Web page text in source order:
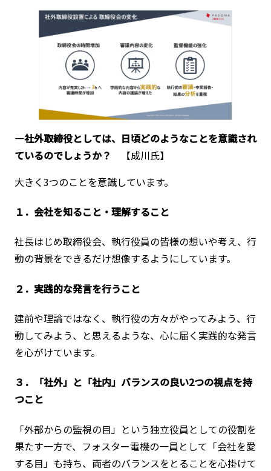
―社外取締役としては、日頃どのようなことを意識され
ているのでしょうか？
【成川氏】
大きく3つのことを意識しています。
１．会社を知ること・理解すること
社長はじめ取締役会、執行役員の皆様の想いや考え、行
動の背景をできるだけ想像するようにしています。
２．実践的な発言を行うこと
建前や理論ではなく、執行役の方々がやってみよう、行
動してみよう、と思えるような、心に届く実践的な発言
を心がけています。
３．「社外」と「社内」バランスの良い2つの視点を持
つこと
「外部からの監視の目」という独立役員としての役割を
果たす一方で、フォスター電機の一員として「会社を愛
する目」も持ち、両者のバランスをとることを心掛けて